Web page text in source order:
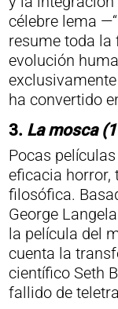
célebre lema
resume toda la
evolución
ha convertido
3. La mosca
Pocas
eficacia horror,
filosófica.
George
la película del
cuenta la
científico Seth
fallido de